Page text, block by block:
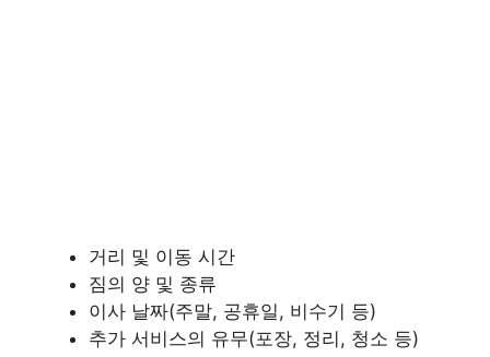
거리 및 이동 시간
짐의 양 및 종류
이사 날짜(주말, 공휴일, 비수기 등)
추가 서비스의 유무(포장, 정리, 청소 등)